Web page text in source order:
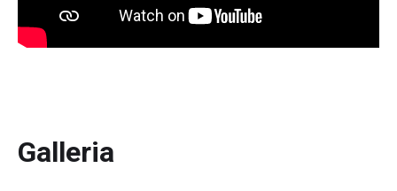
Galleria